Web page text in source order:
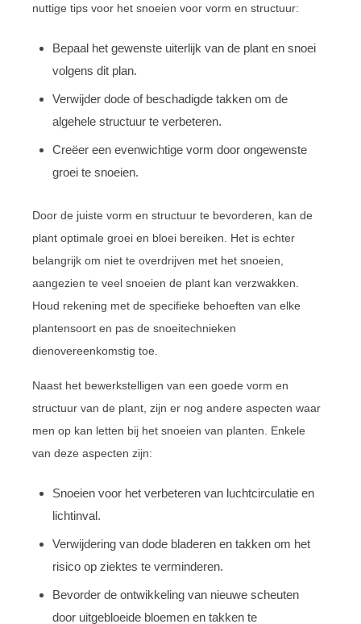
nuttige tips voor het snoeien voor vorm en structuur:
Bepaal het gewenste uiterlijk van de plant en snoei
volgens dit plan.
Verwijder dode of beschadigde takken om de
algehele structuur te verbeteren.
Creëer een evenwichtige vorm door ongewenste
groei te snoeien.
Door de juiste vorm en structuur te bevorderen, kan de
plant optimale groei en bloei bereiken. Het is echter
belangrijk om niet te overdrijven met het snoeien,
aangezien te veel snoeien de plant kan verzwakken.
Houd rekening met de specifieke behoeften van elke
plantensoort en pas de snoeitechnieken
dienovereenkomstig toe.
Naast het bewerkstelligen van een goede vorm en
structuur van de plant, zijn er nog andere aspecten waar
men op kan letten bij het snoeien van planten. Enkele
van deze aspecten zijn:
Snoeien voor het verbeteren van luchtcirculatie en
lichtinval.
Verwijdering van dode bladeren en takken om het
risico op ziektes te verminderen.
Bevorder de ontwikkeling van nieuwe scheuten
door uitgebloeide bloemen en takken te